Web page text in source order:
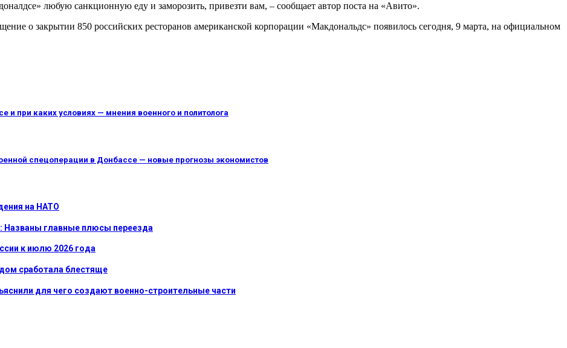
любую санкционную еду и заморозить, привезти вам, – сообщает автор поста на «Авито».
о закрытии 850 российских ресторанов американской корпорации «Макдональдс» появилось сегодня, 9 марта, на официальном
и при каких условиях — мнения военного и политолога
спецоперации в Донбассе — новые прогнозы экономистов
на НАТО
Названы главные плюсы переезда
к июлю 2026 года
сработала блестяще
для чего создают военно-строительные части